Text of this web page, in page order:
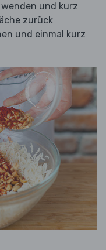
und kurz
zurück
und einmal kurz